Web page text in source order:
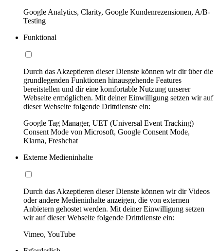
Google Analytics, Clarity, Google Kundenrezensionen, A/B-
Testing
Funktional
Durch das Akzeptieren dieser Dienste können wir dir über die
grundlegenden Funktionen hinausgehende Features
bereitstellen und dir eine komfortable Nutzung unserer
Webseite ermöglichen. Mit deiner Einwilligung setzen wir auf
dieser Webseite folgende Drittdienste ein:
Google Tag Manager, UET (Universal Event Tracking)
Consent Mode von Microsoft, Google Consent Mode,
Klarna, Freshchat
Externe Medieninhalte
Durch das Akzeptieren dieser Dienste können wir dir Videos
oder andere Medieninhalte anzeigen, die von externen
Anbietern gehostet werden. Mit deiner Einwilligung setzen
wir auf dieser Webseite folgende Drittdienste ein:
Vimeo, YouTube